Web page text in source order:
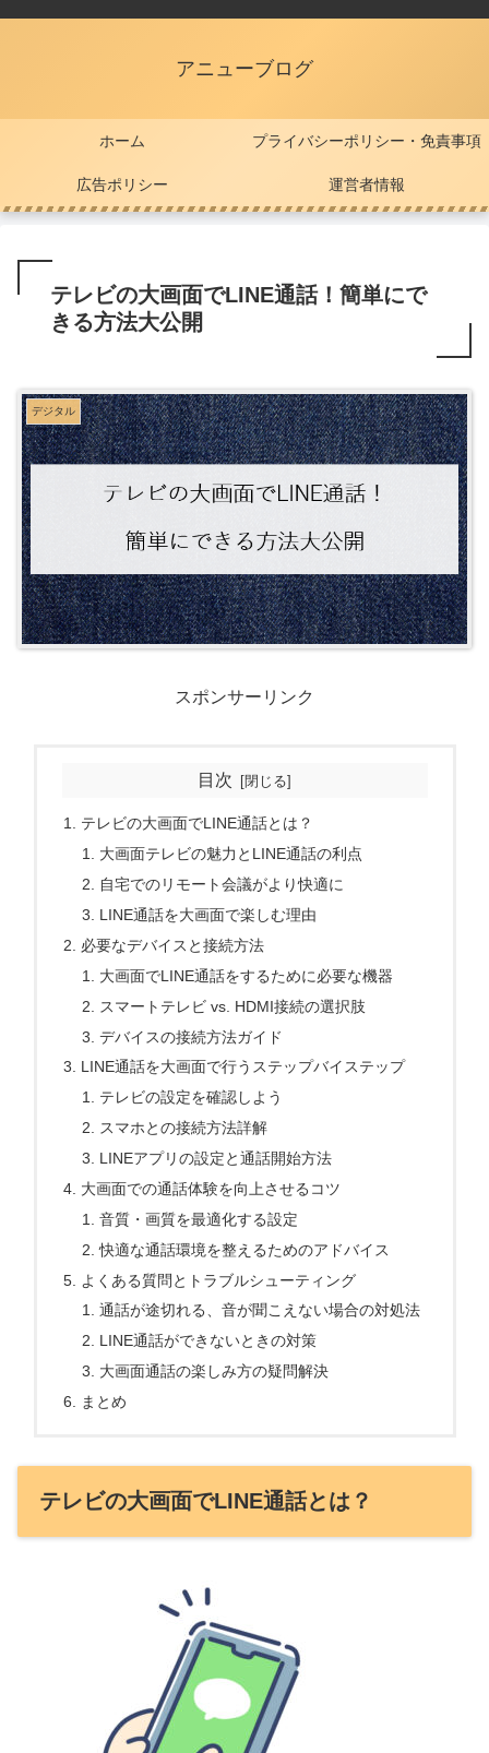
アニューブログ
ホーム プライバシーポリシー・免責事項
広告ポリシー 運営者情報
テレビの大画面でLINE通話！簡単にで
きる方法大公開
デジタル
スポンサーリンク
目次
テレビの大画面でLINE通話とは？
大画面テレビの魅力とLINE通話の利点
自宅でのリモート会議がより快適に
LINE通話を大画面で楽しむ理由
必要なデバイスと接続方法
大画面でLINE通話をするために必要な機器
スマートテレビ vs. HDMI接続の選択肢
デバイスの接続方法ガイド
LINE通話を大画面で行うステップバイステップ
テレビの設定を確認しよう
スマホとの接続方法詳解
LINEアプリの設定と通話開始方法
大画面での通話体験を向上させるコツ
音質・画質を最適化する設定
快適な通話環境を整えるためのアドバイス
よくある質問とトラブルシューティング
通話が途切れる、音が聞こえない場合の対処法
LINE通話ができないときの対策
大画面通話の楽しみ方の疑問解決
まとめ
テレビの大画面でLINE通話とは？